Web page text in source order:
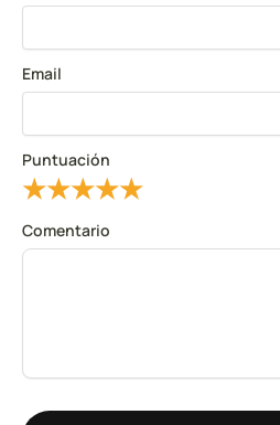
Email
Puntuación
★
★
★
★
★
Comentario